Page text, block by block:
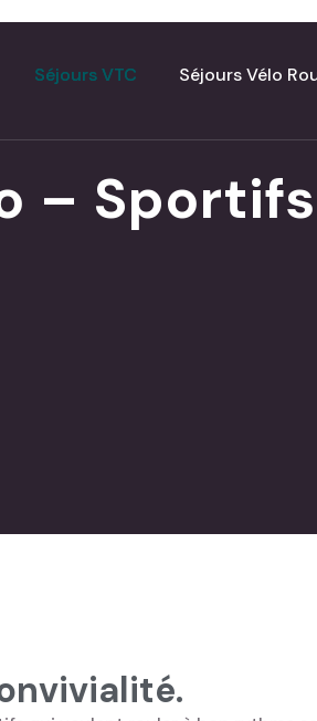
Séjours VTC Séjours Vélo
–